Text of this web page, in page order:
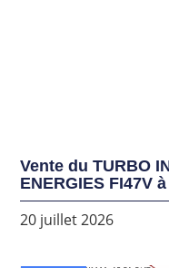
Vente du TURBO
ENERGIES FI47V
20 juillet 2026